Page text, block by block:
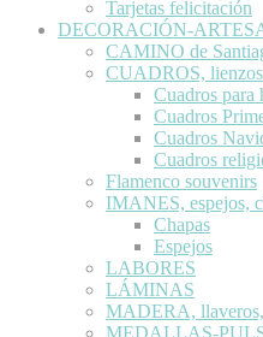
Tarjetas felicitación
DECORACIÓN-
CAMINO de
CUADROS,
Cuadros para
Cuadros
Cuadros
Cuadros
Flamenco souvenirs
IMANES, espejos,
Chapas
Espejos
LABORES
LÁMINAS
MADERA,
MEDALLAS-